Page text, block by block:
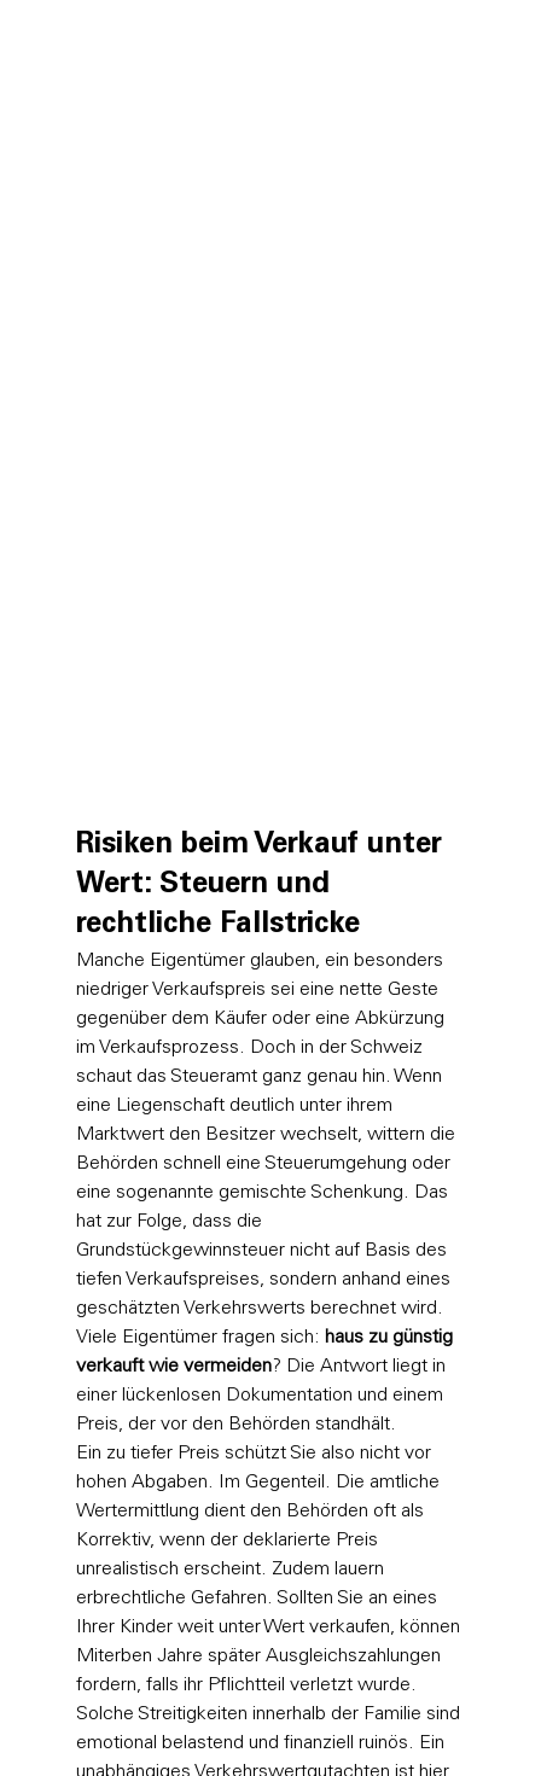
Risiken beim Verkauf unter
Wert: Steuern und
rechtliche Fallstricke
Manche Eigentümer glauben, ein besonders
niedriger Verkaufspreis sei eine nette Geste
gegenüber dem Käufer oder eine Abkürzung
im Verkaufsprozess. Doch in der Schweiz
schaut das Steueramt ganz genau hin. Wenn
eine Liegenschaft deutlich unter ihrem
Marktwert den Besitzer wechselt, wittern die
Behörden schnell eine Steuerumgehung oder
eine sogenannte gemischte Schenkung. Das
hat zur Folge, dass die
Grundstückgewinnsteuer nicht auf Basis des
tiefen Verkaufspreises, sondern anhand eines
geschätzten Verkehrswerts berechnet wird.
Viele Eigentümer fragen sich: haus zu günstig
verkauft wie vermeiden? Die Antwort liegt in
einer lückenlosen Dokumentation und einem
Preis, der vor den Behörden standhält.
Ein zu tiefer Preis schützt Sie also nicht vor
hohen Abgaben. Im Gegenteil. Die amtliche
Wertermittlung dient den Behörden oft als
Korrektiv, wenn der deklarierte Preis
unrealistisch erscheint. Zudem lauern
erbrechtliche Gefahren. Sollten Sie an eines
Ihrer Kinder weit unter Wert verkaufen, können
Miterben Jahre später Ausgleichszahlungen
fordern, falls ihr Pflichtteil verletzt wurde.
Solche Streitigkeiten innerhalb der Familie sind
emotional belastend und finanziell ruinös. Ein